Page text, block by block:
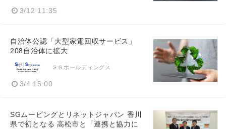
3/12 11:35
自治体公認「大型家電回収サービス」
208自治体に拡大
ＳＧホールディングス
3/4 15:00
SGムービングとリネットジャパン 香川
県で初となる 高松市と「連携と協力に